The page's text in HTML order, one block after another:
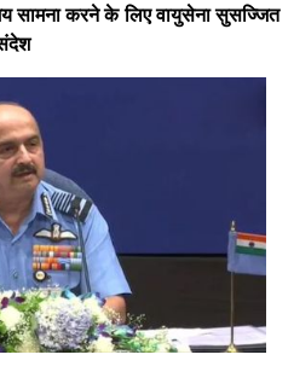
सामना करने के लिए वायुसेना सुसज्जित